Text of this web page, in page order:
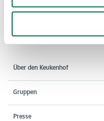
Adresse
2161 AM Lisse
Über den Keukenhof
Gruppen
Presse